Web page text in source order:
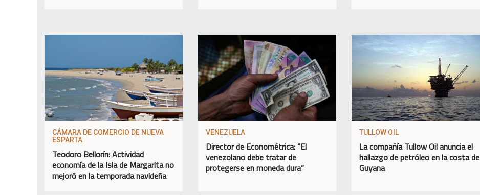
CÁMARA DE COMERCIO DE NUEVA
ESPARTA
Teodoro Bellorín: Actividad
economía de la Isla de Margarita no
mejoró en la temporada navideña
VENEZUELA
Director de Econométrica: “El
venezolano debe tratar de
protegerse en moneda dura”
TULLOW OIL
La compañía Tullow Oil anuncia el
hallazgo de petróleo en la costa de
Guyana